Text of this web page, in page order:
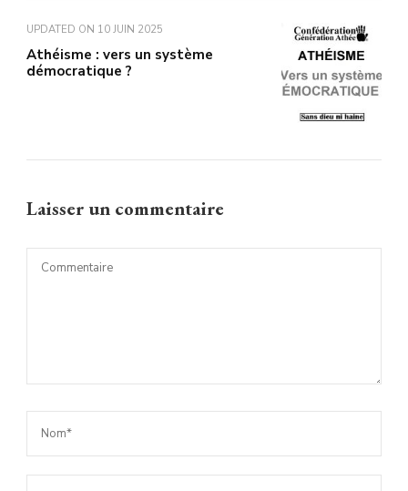
UPDATED ON 10 JUIN 2025
Athéisme : vers un système
démocratique ?
Laisser un commentaire